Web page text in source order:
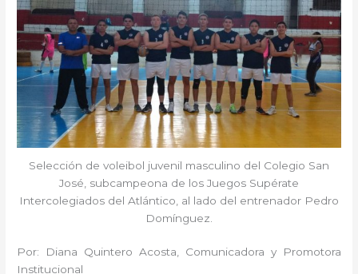
Selección de voleibol juvenil masculino del Colegio San
José, subcampeona de los Juegos Supérate
Intercolegiados del Atlántico, al lado del entrenador Pedro
Domínguez.
Por: Diana Quintero Acosta, Comunicadora y Promotora
Institucional